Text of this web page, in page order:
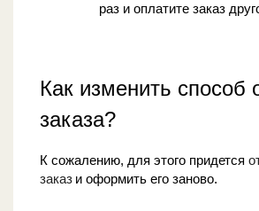
раз и оплатите заказ
Как изменить способ
заказа?
К сожалению, для этого придется
заказ и оформить его заново.